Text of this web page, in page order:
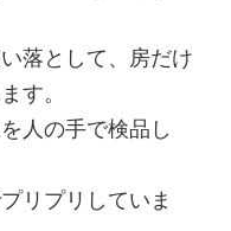
落として、房だけ
す。
人の手で検品し
リプリしていま